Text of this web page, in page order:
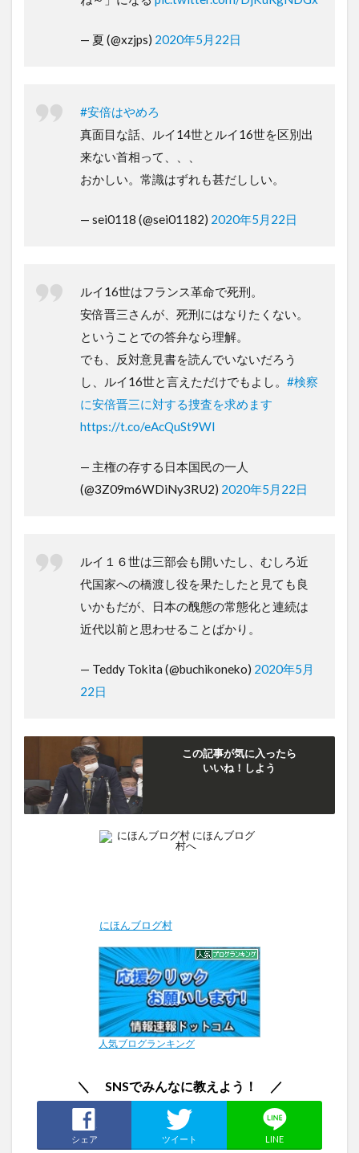
— 夏 (@xzjps) 2020年5月22日
#安倍はやめろ
真面目な話、ルイ14世とルイ16世を区別出
来ない首相って、、、
おかしい。常識はずれも甚だししい。
— sei0118 (@sei01182) 2020年5月22日
ルイ16世はフランス革命で死刑。
安倍晋三さんが、死刑にはなりたくない。
ということでの答弁なら理解。
でも、反対意見書を読んでいないだろう
し、ルイ16世と言えただけでもよし。 #検察
に安倍晋三に対する捜査を求めます
https://t.co/eAcQuSt9Wl
— 主権の存する日本国民の一人
(@3Z09m6WDiNy3RU2) 2020年5月22日
ルイ１６世は三部会も開いたし、むしろ近
代国家への橋渡し役を果たしたと見ても良
いかもだが、日本の醜態の常態化と連続は
近代以前と思わせることばかり。
— Teddy Tokita (@buchikoneko) 2020年5月
22日
この記事が気に入ったら
いいね！しよう
にほんブログ村
人気ブログランキング
＼ SNSでみんなに教えよう！ ／
シェア ツイート LINE